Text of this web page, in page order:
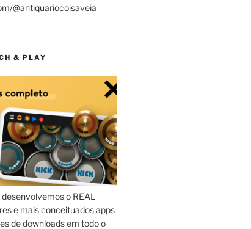
@antiquariocoisaveia
& PLAY
o REAL
e mais conceituados apps
de downloads em todo o